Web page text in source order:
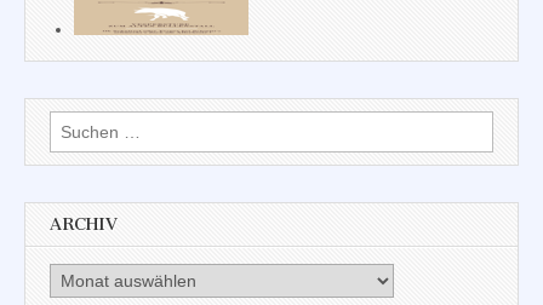
Suchen
nach:
ARCHIV
Archiv